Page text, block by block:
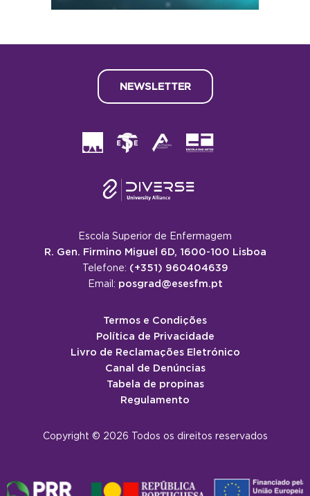
NEWSLETTER
Escola Superior de Enfermagem
R. Gen. Firmino Miguel 6D, 1600-100 Lisboa
Telefone: (+351) 960404639
Email: posgrad@esesfm.pt
Termos e Condições
Política de Privacidade
Livro de Reclamações Eletrónico
Canal de Denúncias
Tabela de propinas
Regulamento
Copyright © 2026 Todos os direitos reservados